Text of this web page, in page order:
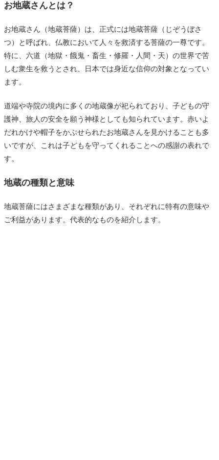
お地蔵さんとは？
お地蔵さん（地蔵菩薩）は、正式には地蔵菩薩（じぞうぼさ
つ）と呼ばれ、仏教において人々を救済する菩薩の一尊です。
特に、六道（地獄・餓鬼・畜生・修羅・人間・天）の世界で苦
しむ衆生を救うとされ、日本では身近な信仰の対象となってい
ます。
道端や寺院の境内に多くの地蔵像が祀られており、子どもの守
護神、旅人の安全を願う神様としても知られています。赤いよ
だれかけや帽子をかぶせられたお地蔵さんを見かけることも多
いですが、これは子どもを守ってくれることへの感謝の表れで
す。
地蔵の種類と意味
地蔵菩薩にはさまざまな種類があり、それぞれに特有の意味や
ご利益があります。代表的なものを紹介します。